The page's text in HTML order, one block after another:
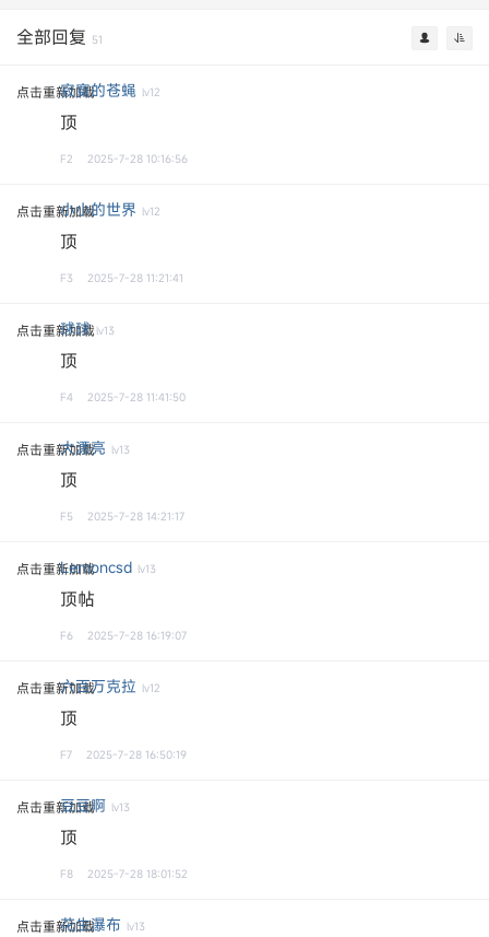
全部回复 51
点击重新加载寂寞的苍蝇 lv12
顶
F2 2025-7-28 10:16:56
点击重新加载小小的世界 lv12
顶
F3 2025-7-28 11:21:41
点击重新加载
球球 lv13
顶
F4 2025-7-28 11:41:50
点击重新加载
大漂亮 lv13
顶
F5 2025-7-28 14:21:17
点击重新加载Lemoncsd lv13
顶帖
F6 2025-7-28 16:19:07
点击重新加载六百万克拉 lv12
顶
F7 2025-7-28 16:50:19
点击重新加载
豆豆啊 lv13
顶
F8 2025-7-28 18:01:52
点击重新加载
花生瀑布 lv13